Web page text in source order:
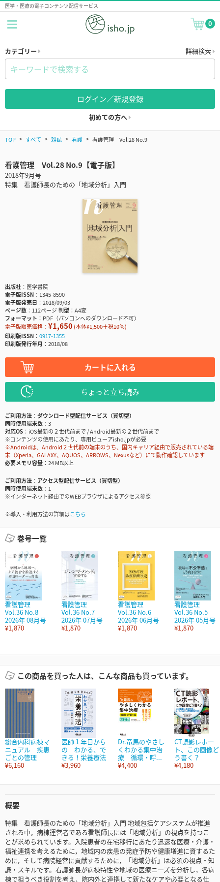
医学・医療の電子コンテンツ配信サービス
0
カテゴリー 詳細検索
ログイン／新規登録
初めての方へ
TOP すべて 雑誌 看護 看護管理 Vol.28 No.9
看護管理 Vol.28 No.9【電子版】
2018年9月号
特集 看護師長のための「地域分析」入門
出版社
医学書院
電子版ISSN
1345-8590
電子版発売日
2018/09/03
ページ数
112ページ判型
A4変
フォーマット
PDF（パソコンへのダウンロード不可）
電子版販売価格： ¥1,650(本体¥1,500＋税10％)
印刷版ISSN
0917-1355
印刷版発行年月
2018/08
カートに入れる
ちょっと立ち読み
ご利用方法
ダウンロード型配信サービス（買切型）
同時使用端末数
3
対応OS
iOS最新の２世代前まで / Android最新の２世代前まで
※コンテンツの使用にあたり、専用ビューアisho.jpが必要
※Androidは、Android２世代前の端末のうち、国内キャリア経由で販売されている端
末（Xperia、GALAXY、AQUOS、ARROWS、Nexusなど）にて動作確認しています
必要メモリ容量
24 MB以上
ご利用方法
アクセス型配信サービス（買切型）
同時使用端末数
1
※インターネット経由でのWEBブラウザによるアクセス参照
※導入・利用方法の詳細はこちら
巻号一覧
看護管理
Vol.36 No.8
2026年 08月号
¥1,870
看護管理
Vol.36 No.7
2026年 07月号
¥1,870
看護管理
Vol.36 No.6
2026年 06月号
¥1,870
看護管理
Vol.36 No.5
2026年 05月号
¥1,870
この商品を買った人は、こんな商品も買っています。
総合内科病棟マ
ニュアル 疾患
ごとの管理
¥6,160
医師１年目から
の わかる、で
きる！栄養療法
¥3,960
Dr.竜馬のやさし
くわかる集中治
療 循環・呼...
¥4,400
CT読影レポー
ト、この画像ど
う書く？
¥4,180
概要
特集 看護師長のための「地域分析」入門 地域包括ケアシステムが推進
される中，病棟運営者である看護師長には「地域分析」の視点を持つこ
とが求められています。入院患者の在宅移行にあたり迅速な医療・介護・
福祉連携を考えるために，地域内の疾患の発症予防や健康増進に資するた
めに，そして病院経営に貢献するために，「地域分析」は必須の視点・知
識・スキルです。看護師長が病棟特性や地域の医療ニーズを分析し，各病
棟で担うべき役割を考え，院内外と連携して新たなケアや必要となる仕